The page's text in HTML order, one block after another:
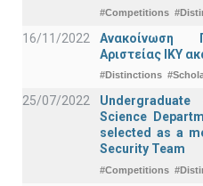
#Competitions
16/11/2022
Ανακοίνωση
Αριστείας ΙΚΥ
#Distinctions
25/07/2022
Science
selected as a
Security Team
#Competitions